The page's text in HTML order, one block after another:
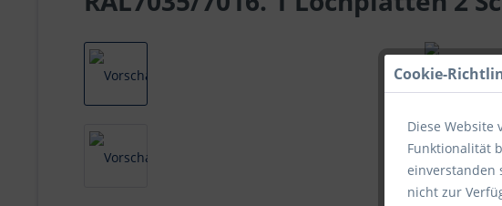
Cookie-
Diese Website
Funktionalität
einverstanden
nicht zur